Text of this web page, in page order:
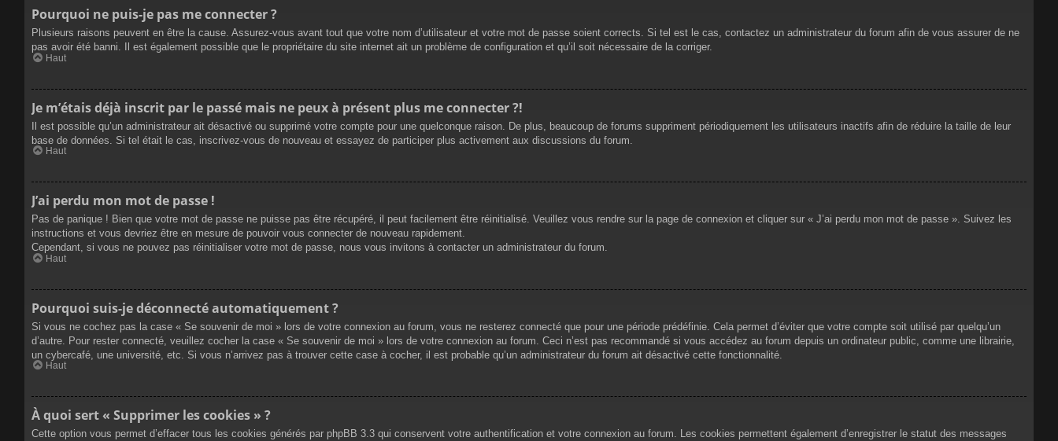
Pourquoi ne puis-je pas me connecter ?
Plusieurs raisons peuvent en être la cause. Assurez-vous avant tout que votre nom d’utilisateur et votre mot de passe soient corrects. Si tel est le cas, contactez un administrateur du forum afin de vous assurer de ne
pas avoir été banni. Il est également possible que le propriétaire du site internet ait un problème de configuration et qu’il soit nécessaire de la corriger.
Haut
Je m’étais déjà inscrit par le passé mais ne peux à présent plus me connecter ?!
Il est possible qu’un administrateur ait désactivé ou supprimé votre compte pour une quelconque raison. De plus, beaucoup de forums suppriment périodiquement les utilisateurs inactifs afin de réduire la taille de leur
base de données. Si tel était le cas, inscrivez-vous de nouveau et essayez de participer plus activement aux discussions du forum.
Haut
J’ai perdu mon mot de passe !
Pas de panique ! Bien que votre mot de passe ne puisse pas être récupéré, il peut facilement être réinitialisé. Veuillez vous rendre sur la page de connexion et cliquer sur « J’ai perdu mon mot de passe ». Suivez les
instructions et vous devriez être en mesure de pouvoir vous connecter de nouveau rapidement.
Cependant, si vous ne pouvez pas réinitialiser votre mot de passe, nous vous invitons à contacter un administrateur du forum.
Haut
Pourquoi suis-je déconnecté automatiquement ?
Si vous ne cochez pas la case « Se souvenir de moi » lors de votre connexion au forum, vous ne resterez connecté que pour une période prédéfinie. Cela permet d’éviter que votre compte soit utilisé par quelqu’un
d’autre. Pour rester connecté, veuillez cocher la case « Se souvenir de moi » lors de votre connexion au forum. Ceci n’est pas recommandé si vous accédez au forum depuis un ordinateur public, comme une librairie,
un cybercafé, une université, etc. Si vous n’arrivez pas à trouver cette case à cocher, il est probable qu’un administrateur du forum ait désactivé cette fonctionnalité.
Haut
À quoi sert « Supprimer les cookies » ?
Cette option vous permet d’effacer tous les cookies générés par phpBB 3.3 qui conservent votre authentification et votre connexion au forum. Les cookies permettent également d’enregistrer le statut des messages